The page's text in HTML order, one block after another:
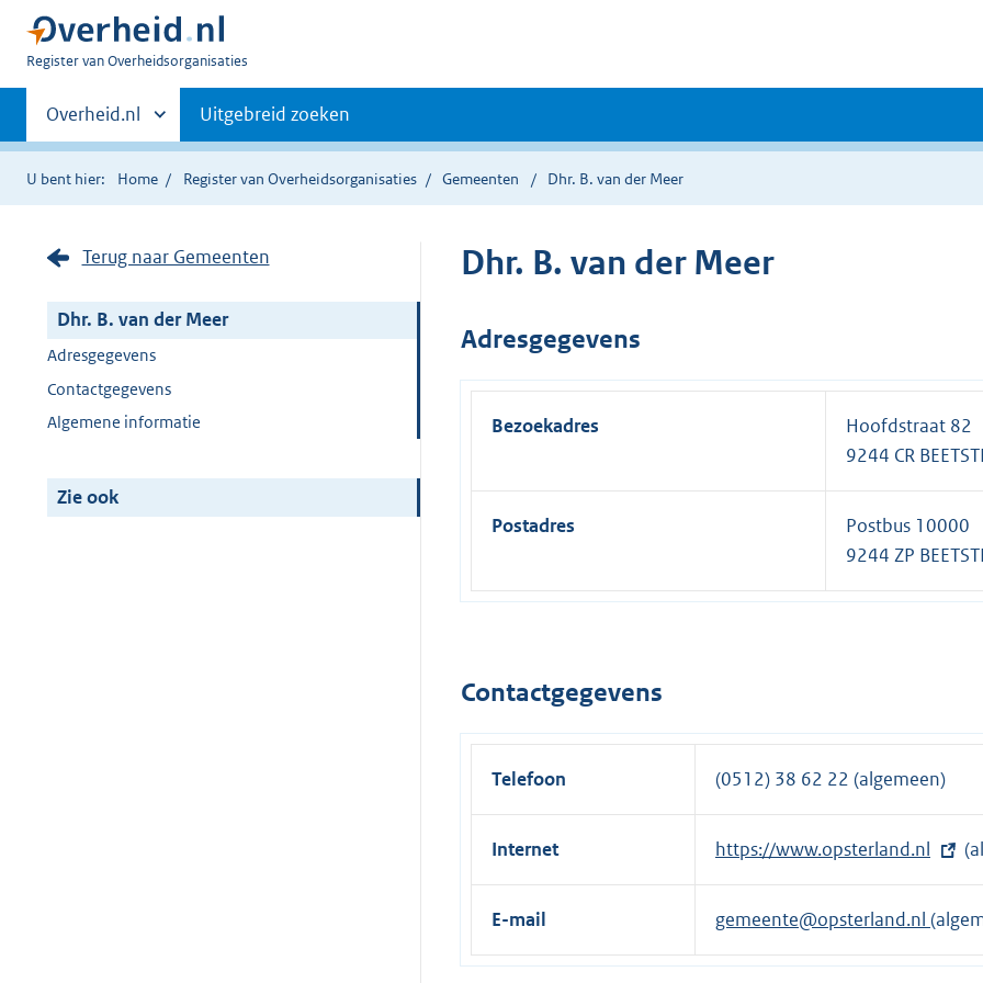
U
Register van Overheidsorganisaties
Primaire
navigatie
Andere
sites
binnen
Overheid.nl Uitgebreid zoeken
U bent hier: Home Register van Overheidsorganisaties Gemeenten Dhr. B. van der Meer
Terug naar Gemeenten
Dhr. B. van der Meer
Adresgegevens
Contactgegevens
Algemene informatie
Zie ook
Dhr. B. van der Meer
Adresgegevens
Bezoekadres
Hoofdstraat 82
9244 CR
Postadres
Postbus 10000
9244 ZP
Contactgegevens
Telefoon (0512) 38 62 22 (algemeen)
Internet
E
x
e
r
https://www.opsterland.nl
E-mail gemeente@opsterland.nl